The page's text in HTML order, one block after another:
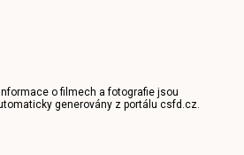
o filmech a fotografie jsou
generovány z portálucsfd.cz.